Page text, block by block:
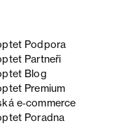
Podpora
Partneři
Blog
Premium
e‑commerce
Poradna